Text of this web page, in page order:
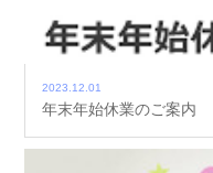
2023.12.01
年末年始休業のご案内